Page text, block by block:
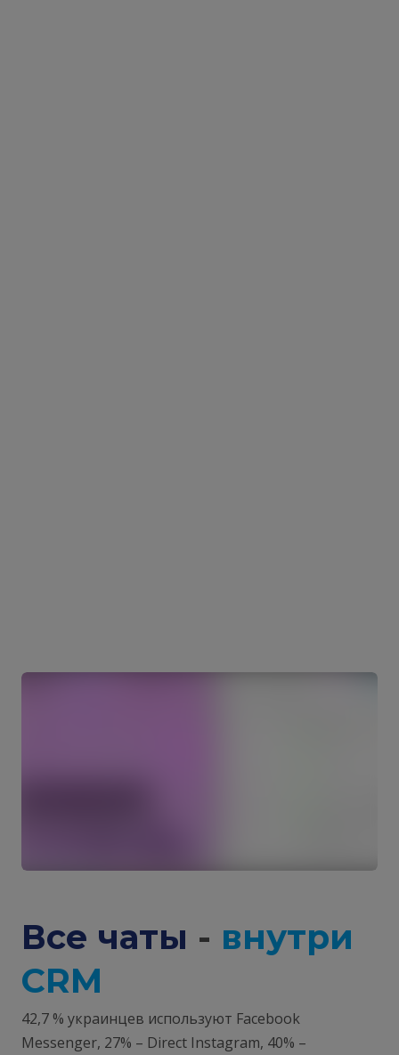
Все чаты - внутри
CRM
42,7 % украинцев используют Facebook
Messenger, 27% – Direct Instagram, 40% –